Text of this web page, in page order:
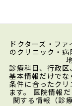
ドクターズ・フ
のクリニック・
診療科目、行政
基本情報だけで
条件に合ったク
ます。 医院情報
関する情報（診